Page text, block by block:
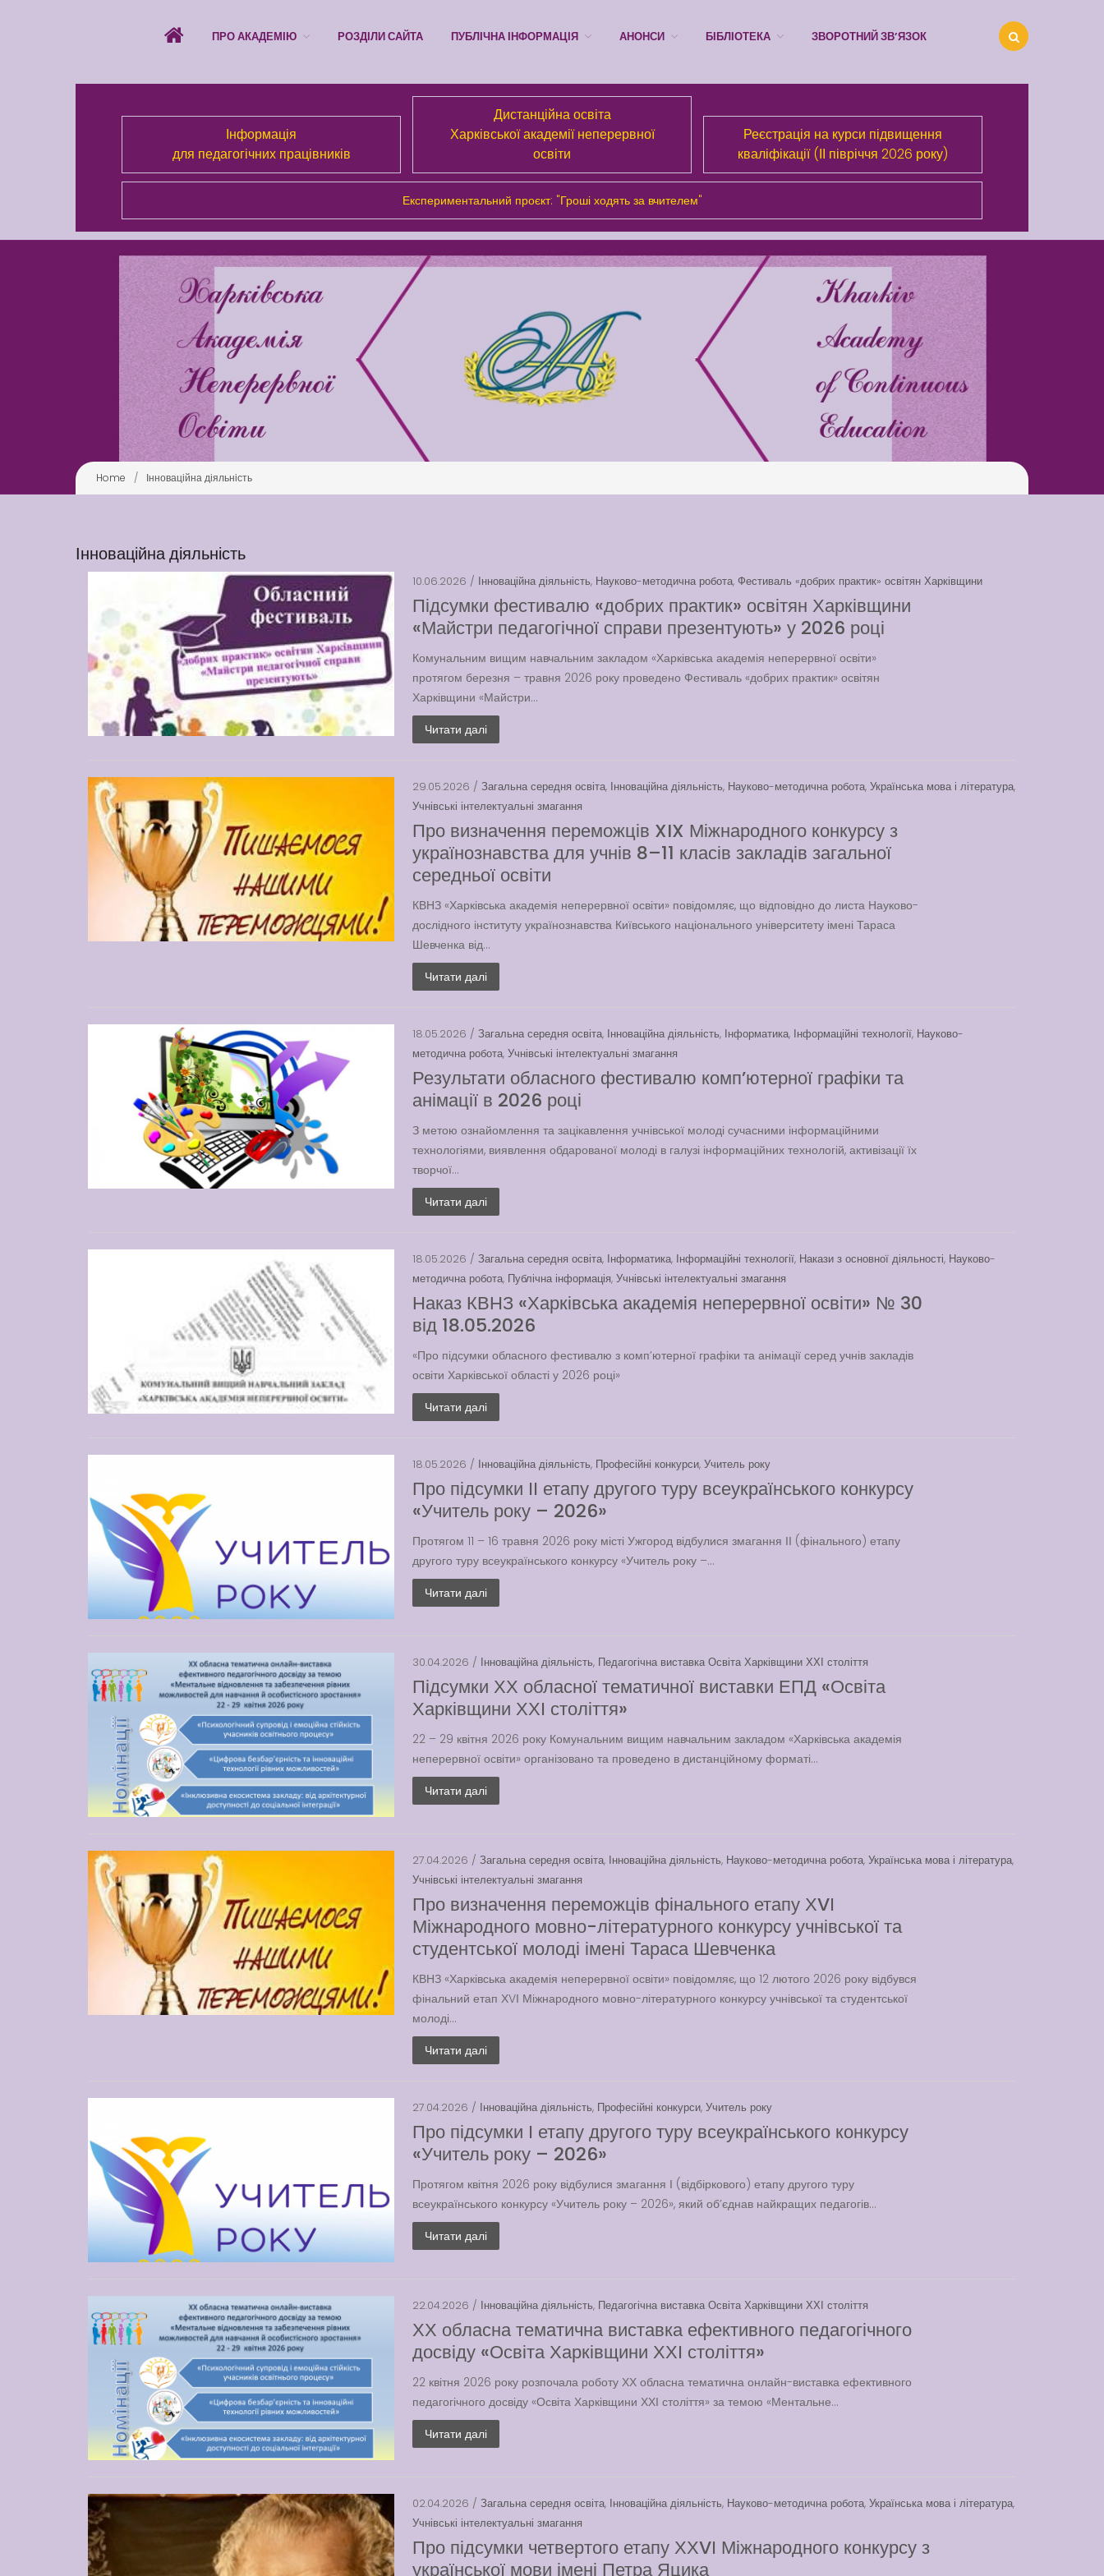
Про Академію
Анонси
Зворотний зв’язок
Swimming Lessons at New
Play is Our Brain’s Favorite
Latter match class
ПРО АКАДЕМІЮ РОЗДІЛИ САЙТА ПУБЛІЧНА ІНФОРМАЦІЯ АНОНСИ БІБЛІОТЕКА ЗВОРОТНИЙ ЗВ’ЯЗОК
Інформація
для педагогічних працівників
Дистанційна освіта
Харківської академії неперервної
освіти
Реєстрація на курси підвищення
кваліфікації (ІІ півріччя 2026 року)
Експериментальний проєкт: "Гроші ходять за вчителем"
Home / Інноваційна діяльність
Інноваційна діяльність
10.06.2026 / Інноваційна діяльність, Науково-методична робота,Фестиваль «добрих практик» освітян Харківщини
Підсумки фестивалю «добрих практик» освітян Харківщини
«Майстри педагогічної справи презентують» у 2026 році
Комунальним вищим навчальним закладом «Харківська академія неперервної освіти»
протягом березня – травня 2026 року проведено Фестиваль «добрих практик» освітян
Харківщини «Майстри...
Читати далі
29.05.2026 /Загальна середня освіта, Інноваційна діяльність, Науково-методична робота,Українська мова і література,
Учнівські інтелектуальні змагання
Про визначення переможців XIX Міжнародного конкурсу з
українознавства для учнів 8–11 класів закладів загальної
середньої освіти
КВНЗ «Харківська академія неперервної освіти» повідомляє, що відповідно до листа Науково-
дослідного інституту українознавства Київського національного університету імені Тараса
Шевченка від...
Читати далі
18.05.2026 /Загальна середня освіта, Інноваційна діяльність, Інформатика, Інформаційні технології, Науково-
методична робота,Учнівські інтелектуальні змагання
Результати обласного фестивалю комп’ютерної графіки та
анімації в 2026 році
З метою ознайомлення та зацікавлення учнівської молоді сучасними інформаційними
технологіями, виявлення обдарованої молоді в галузі інформаційних технологій, активізації їх
творчої...
Читати далі
18.05.2026 /Загальна середня освіта, Інформатика, Інформаційні технології, Накази з основної діяльності, Науково-
методична робота, Публічна інформація,Учнівські інтелектуальні змагання
Наказ КВНЗ «Харківська академія неперервної освіти» № 30
від 18.05.2026
«Про підсумки обласного фестивалю з комп’ютерної графіки та анімації серед учнів закладів
освіти Харківської області у 2026 році»
Читати далі
18.05.2026 / Інноваційна діяльність, Професійні конкурси,Учитель року
Про підсумки ІІ етапу другого туру всеукраїнського конкурсу
«Учитель року – 2026»
Протягом 11 – 16 травня 2026 року місті Ужгород відбулися змагання ІІ (фінального) етапу
другого туру всеукраїнського конкурсу «Учитель року –...
Читати далі
30.04.2026 / Інноваційна діяльність, Педагогічна виставка Освіта Харківщини ХХІ століття
Підсумки ХХ обласної тематичної виставки ЕПД «Освіта
Харківщини ХХІ століття»
22 – 29 квітня 2026 року Комунальним вищим навчальним закладом «Харківська академія
неперервної освіти» організовано та проведено в дистанційному форматі...
Читати далі
27.04.2026 /Загальна середня освіта, Інноваційна діяльність, Науково-методична робота,Українська мова і література,
Учнівські інтелектуальні змагання
Про визначення переможців фінального етапу ХVІ
Міжнародного мовно-літературного конкурсу учнівської та
студентської молоді імені Тараса Шевченка
КВНЗ «Харківська академія неперервної освіти» повідомляє, що 12 лютого 2026 року відбувся
фінальний етап ХVІ Міжнародного мовно-літературного конкурсу учнівської та студентської
молоді...
Читати далі
27.04.2026 / Інноваційна діяльність, Професійні конкурси,Учитель року
Про підсумки І етапу другого туру всеукраїнського конкурсу
«Учитель року – 2026»
Протягом квітня 2026 року відбулися змагання І (відбіркового) етапу другого туру
всеукраїнського конкурсу «Учитель року – 2026», який об’єднав найкращих педагогів...
Читати далі
22.04.2026 / Інноваційна діяльність, Педагогічна виставка Освіта Харківщини ХХІ століття
ХХ обласна тематична виставка ефективного педагогічного
досвіду «Освіта Харківщини ХХІ століття»
22 квітня 2026 року розпочала роботу ХХ обласна тематична онлайн-виставка ефективного
педагогічного досвіду «Освіта Харківщини ХХІ століття» за темою «Ментальне...
Читати далі
02.04.2026 /Загальна середня освіта, Інноваційна діяльність, Науково-методична робота,Українська мова і література,
Учнівські інтелектуальні змагання
Про підсумки четвертого етапу ХХVІ Міжнародного конкурсу з
української мови імені Петра Яцика